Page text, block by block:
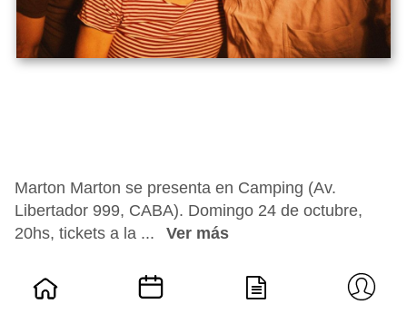
Marton Marton se presenta en Camping (Av.
Libertador 999, CABA). Domingo 24 de octubre,
20hs, tickets a la ...
Ver más